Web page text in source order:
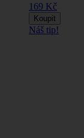
169 Kč
Koupit
Náš tip!